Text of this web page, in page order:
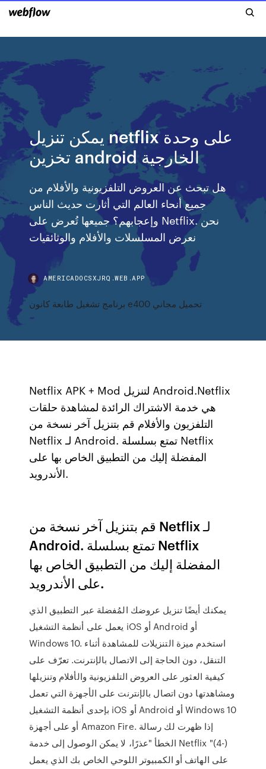
يمكن تنزيل netflix على وحدة
تخزين android الخارجية
هل تبحث عن العروض التلفزيونية والأفلام من
جميع أنحاء العالم التي أثارت حديث الناس
وإعجابهم؟ جميعها تُعرض على Netflix. نحن
AMERICADOCSXJRQ.WEB.APP
برنامج تشغيل طابعة كانون e400 تحميل مجاني
Netflix‏ APK + Mod لتنزيل Android.Netflix
هي خدمة الاشتراك الرائدة لمشاهدة حلقات
التلفزيون والأفلام قم بتنزيل آخر نسخة من
Netflix لـ Android. تمتع بسلسلة Netflix
المفضلة إليك من التطبيق الخاص بها على
الأندرويد.
قم بتنزيل آخر نسخة من Netflix لـ
Android. تمتع بسلسلة Netflix
المفضلة إليك من التطبيق الخاص بها
على الأندرويد.
يمكنك أيضًا تنزيل عروضك المُفضلة عبر التطبيق الذي
يعمل على أنظمة التشغيل iOS أو Android أو
Windows 10. استخدم ميزة التنزيلات للمشاهدة أثناء
التنقل، دون الحاجة إلى الاتصال بالإنترنت. تعرّف على
كيفية العثور على العروض التلفزيونية والأفلام وتنزيلها
ومشاهدتها دون اتصال بالإنترنت على الأجهزة التي تعمل
بإحدى أنظمة التشغيل iOS أو Android أو Windows 10
أو على أجهزة Amazon Fire. إذا ظهرت لك رسالة
الخطأ "عذرًا، لا يمكن الوصول إلى خدمة Netflix ‏(-4)"
على الهاتف أو الكمبيوتر اللوحي الخاص بك الذي يعمل